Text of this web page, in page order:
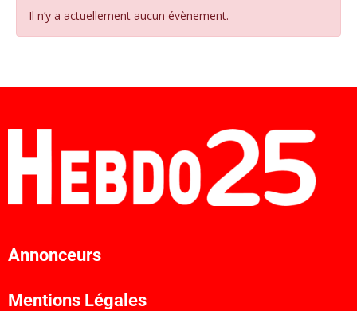
Il n’y a actuellement aucun évènement.
Annonceurs
Mentions Légales